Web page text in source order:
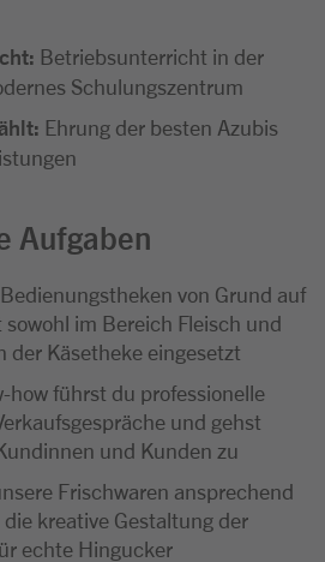
Betriebsunterricht in der
Schulungszentrum
Ehrung der besten Azubis
Aufgaben
von Grund auf
im Bereich Fleisch und
der Käsetheke eingesetzt
how führst du professionelle
und gehst
und Kunden zu
Frischwaren ansprechend
kreative Gestaltung der
echte Hingucker